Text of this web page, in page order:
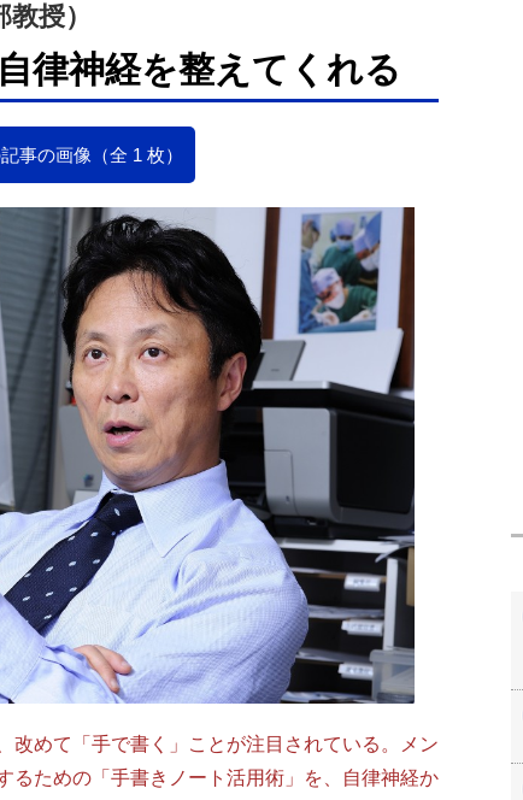
授）
律神経を整えてくれる
事の画像（全 1 枚）
めて「手で書く」ことが注目されている。メン
るための「手書きノート活用術」を、自律神経か